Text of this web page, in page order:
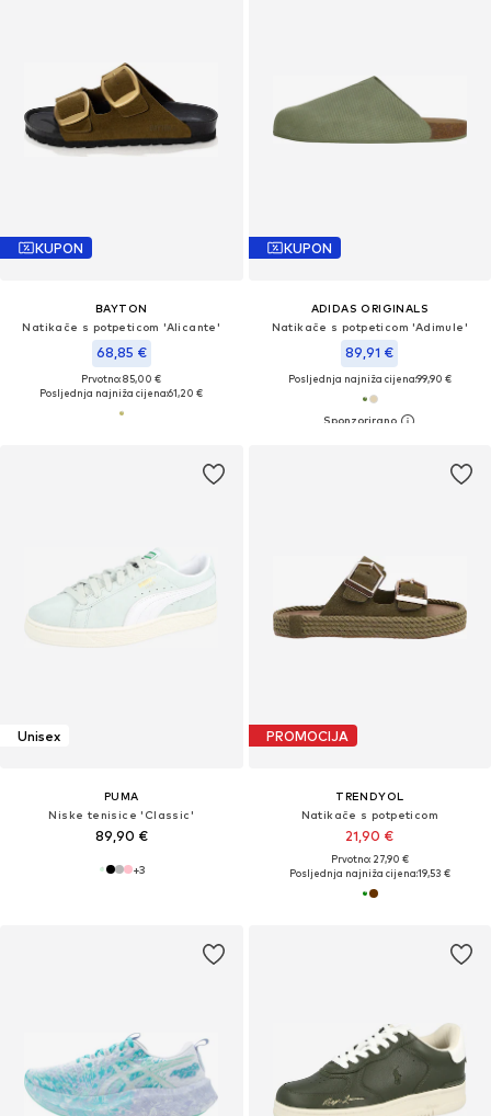
KUPON
BAYTON
Natikače s potpeticom 'Alicante'
68,85 €
Prvotno: 85,00 €
Posljednja najniža cijena:61,20 €
KUPON
ADIDAS ORIGINALS
Natikače s potpeticom 'Adimule'
89,91 €
Posljednja najniža cijena:99,90 €
Unisex
PUMA
Niske tenisice 'Classic'
89,90 €
+3
PROMOCIJA
TRENDYOL
Natikače s potpeticom
21,90 €
Prvotno: 27,90 €
Posljednja najniža cijena:19,53 €